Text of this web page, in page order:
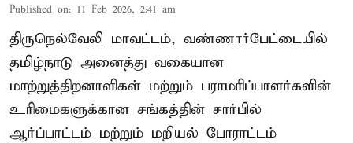
Published on: 11 Feb 2026, 2:41 am
திருநெல்வேலி மாவட்டம், வண்ணார்பேட்டையில்
தமிழ்நாடு அனைத்து வகையான
மாற்றுத்திறனாளிகள் மற்றும் பராமரிப்பாளர்களின்
உரிமைகளுக்கான சங்கத்தின் சார்பில்
ஆர்ப்பாட்டம் மற்றும் மறியல் போராட்டம்